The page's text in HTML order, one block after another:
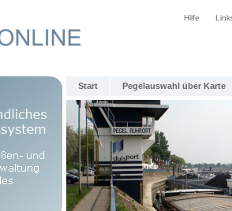
Hilfe
Start Pegelauswahl über Karte